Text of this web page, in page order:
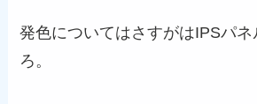
発色についてはさすがはIPSパネ
ろ。